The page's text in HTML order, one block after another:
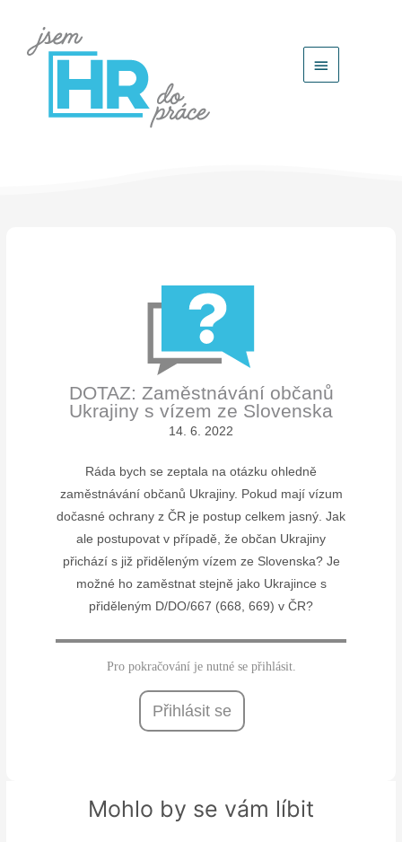
Hlavní
DOTAZ: Zaměstnávání občanů
Ukrajiny s vízem ze Slovenska
14. 6. 2022
Ráda bych se zeptala na otázku ohledně
zaměstnávání občanů Ukrajiny. Pokud mají vízum
dočasné ochrany z ČR je postup celkem jasný. Jak
ale postupovat v případě, že občan Ukrajiny
přichází s již přiděleným vízem ze Slovenska? Je
možné ho zaměstnat stejně jako Ukrajince s
přiděleným D/DO/667 (668, 669) v ČR?
Pro pokračování je nutné se přihlásit.
Přihlásit se
Mohlo by se vám líbit